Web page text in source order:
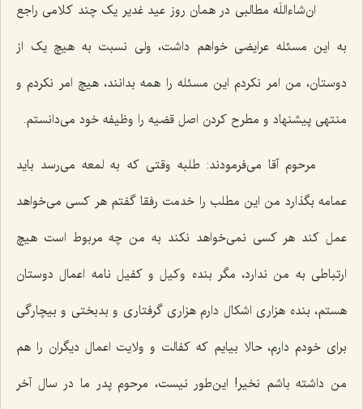
ان‌شاءاللَه مطالبی در همان روز عید غدیر یک چند کلامی راجع
به این مسئله عرایضی خواهم داشت، ولی نسبت به هیچ یک از
دوستان، من امر نکردم این مسئله را همه بدانند، هیچ امر نکردم و
منتهی پیشنهاد و مطرح کردن اصل قضیه را وظیفه خود می‌دانستم.
مرحوم آقا می‌فرمودند: طلبه وقتی که به لمعه می‌رسد باید
عمامه بگذارد من این مطلب را خدمت رفقا گفتم هر کسی می‌خواهد
عمل کند هر کسی نمی‌خواهد نکند به من چه مربوط است هیچ
ارتباطی به من ندارد، مگر بنده وکیل و کفیل نامه اعمال دوستان
هستم، بنده هزاری اشکال دارم هزاری گرفتاری و بدبختی و بیچارگی
برای خودم دارم، حالا بیایم که کفالت و ولایت اعمال دیگران را هم
من داشته باشم نخیر! این‌طور نیست، مرحوم پدر ما در سال آخر